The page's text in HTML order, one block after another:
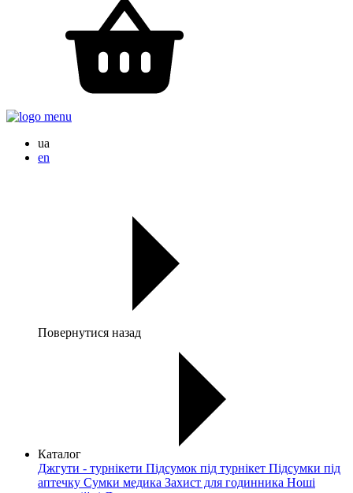
ua
en
Повернутися назад
Каталог
Джгути - турнікети Підсумок під турнікет Підсумки під
аптечку Сумки медика Захист для годинника Ноші